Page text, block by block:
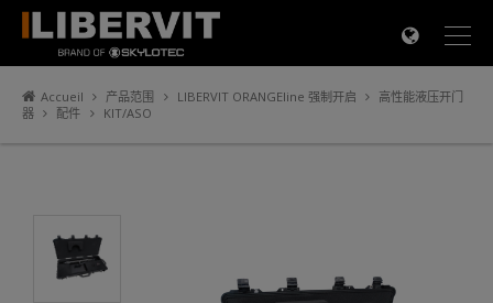
Accueil 产品范围 LIBERVIT ORANGEline 强制开启
高性能液压开门
器
配件 KIT/ASO ×